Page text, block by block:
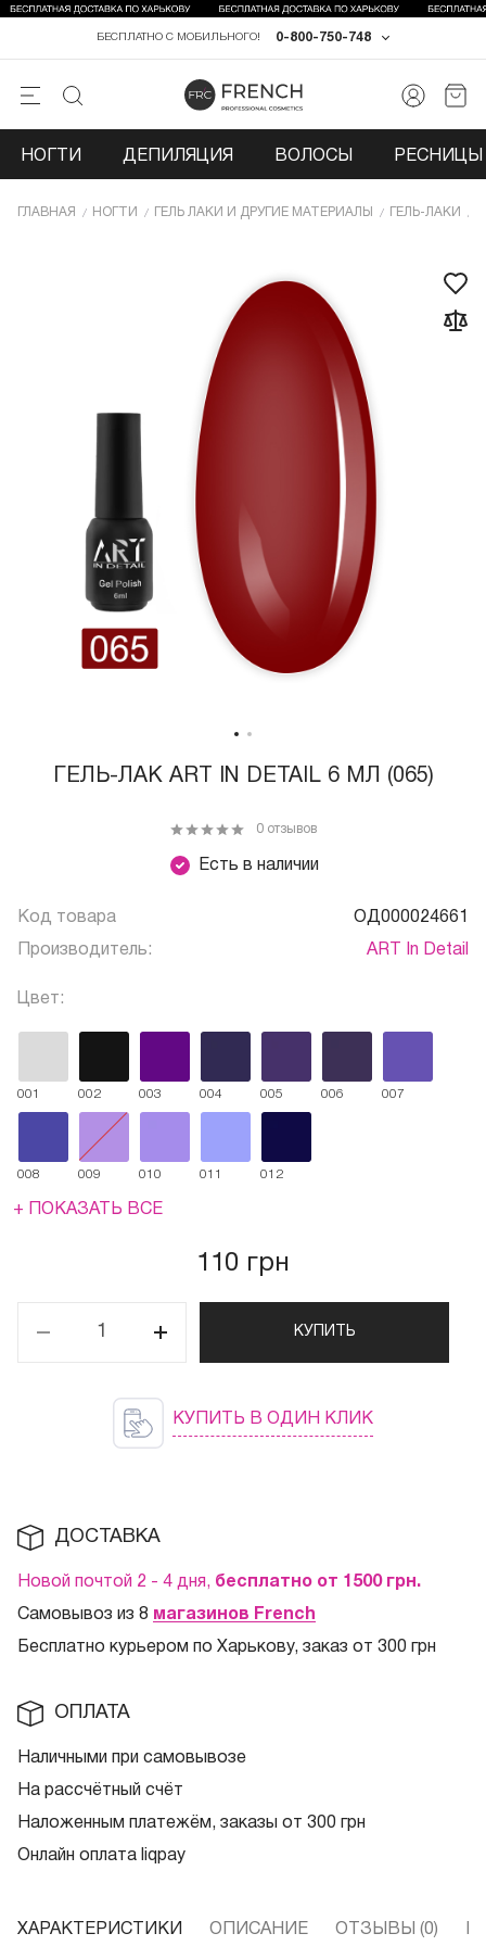
0-800-750-748
БЕСПЛАТНО С МОБИЛЬНОГО!
НОГТИ ДЕПИЛЯЦИЯ ВОЛОСЫ РЕСНИЦЫ
ГЛАВНАЯ НОГТИ ГЕЛЬ ЛАКИ И ДРУГИЕ МАТЕРИАЛЫ ГЕЛЬ-ЛАКИ
ГЕЛЬ-ЛАК ART IN DETAIL 6 МЛ (065)
Есть в наличии
0 отзывов
Код товара ОД000024661
Производитель: ART In Detail
Цвет:
001 002 003 004 005 006 007
008 009 010 011 012
+ ПОКАЗАТЬ ВСЕ
110 грн
КУПИТЬ
КУПИТЬ В ОДИН КЛИК
ДОСТАВКА
Новой почтой 2 - 4 дня, бесплатно от 1500 грн.
Самовывоз из 8 магазинов French
Бесплатно курьером по Харькову, заказ от 300 грн
ОПЛАТА
Наличными при самовывозе
На рассчётный счёт
Наложенным платежём, заказы от 300 грн
Онлайн оплата liqpay
ХАРАКТЕРИСТИКИ ОПИСАНИЕ ОТЗЫВЫ (0)